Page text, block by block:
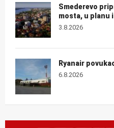
Smederevo
mosta, u planu
3.8.2026
Ryanair
6.8.2026